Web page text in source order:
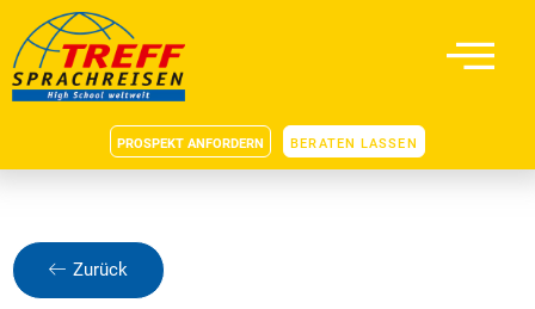
PROSPEKT ANFORDERN BERATEN LASSEN
Zurück